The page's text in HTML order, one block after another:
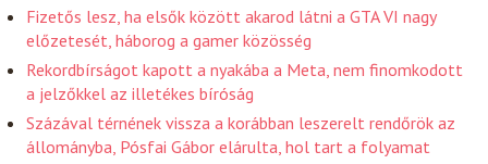
Fizetős lesz, ha elsők között akarod látni a GTA VI nagy
előzetesét, háborog a gamer közösség
Rekordbírságot kapott a nyakába a Meta, nem finomkodott
a jelzőkkel az illetékes bíróság
Százával térnének vissza a korábban leszerelt rendőrök az
állományba, Pósfai Gábor elárulta, hol tart a folyamat